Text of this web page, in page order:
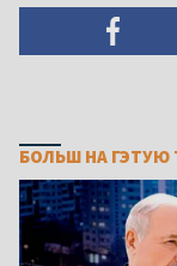
БОЛЬШ НА ГЭТУЮ